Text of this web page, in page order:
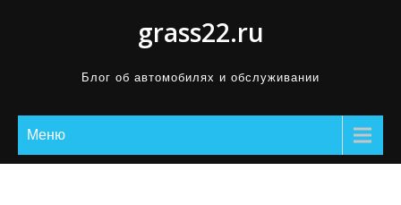
а
grass22.ru
Блог об автомобилях и обслуживании
Меню